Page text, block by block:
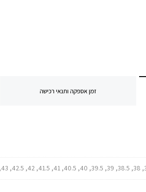
זמן אספקה ותנאי רכישה